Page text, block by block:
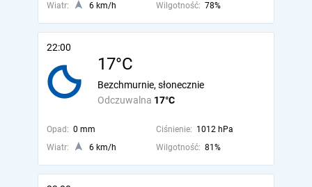
Wiatr:
6 km/h Wilgotność: 78%
22:00
17°C
Odczuwalna 17°C
Bezchmurnie, słonecznie
Opad: 0 mm Ciśnienie: 1012 hPa
Wiatr:
6 km/h Wilgotność: 81%